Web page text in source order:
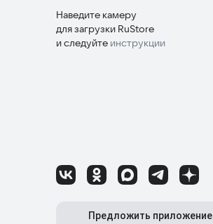
Наведите камеру
для загрузки RuStore
и следуйте инструкции
Предложить приложение